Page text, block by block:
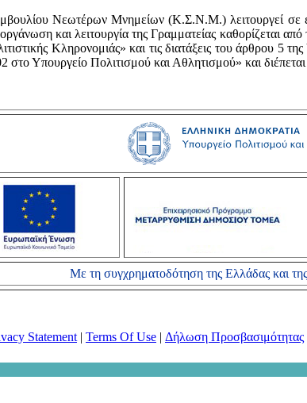
Νεωτέρων Μνημείων (Κ.Σ.Ν.Μ.) λειτουργεί
και λειτουργία της Γραμματείας καθορίζεται
Κληρονομιάς» και τις διατάξεις του
Υπουργείο Πολιτισμού και Αθλητισμού» και
Με τη συγχρηματοδότηση της Ελλάδας και
Statement | Terms Of Use | Δήλωση Προσβασιμότητας